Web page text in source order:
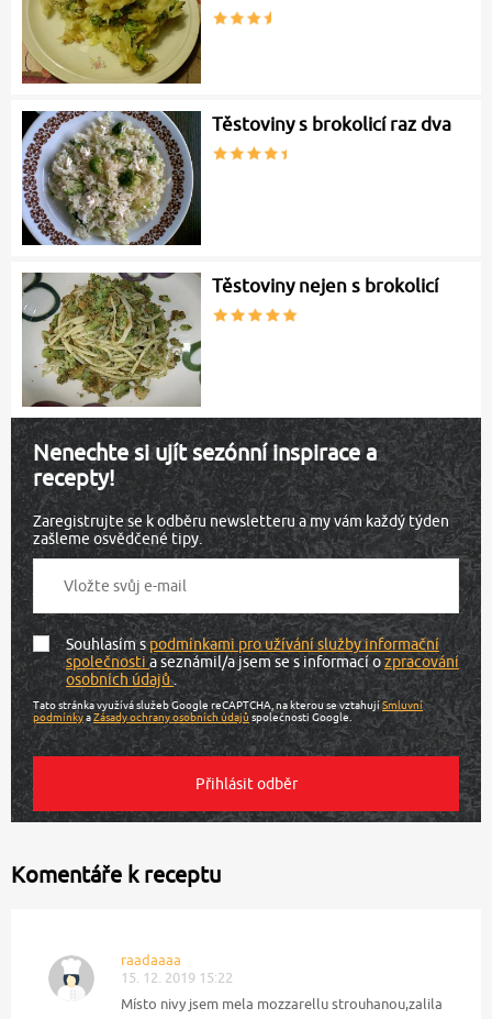
Těstoviny s brokolicí raz dva
Těstoviny nejen s brokolicí
Nenechte si ujít sezónní inspirace a
recepty!
Zaregistrujte se k odběru newsletteru a my vám každý týden
zašleme osvědčené tipy.
Souhlasím spodmínkami pro užívání služby informační
společnostia seznámil/a jsem se s informací ozpracování
osobních údajů.
Tato stránka využívá služeb Google reCAPTCHA, na kterou se vztahujíSmluvní
podmínkyaZásady ochrany osobních údajů společnosti Google.
Komentáře k receptu
raadaaaa
15. 12. 2019 15:22
Místo nivy jsem mela mozzarellu strouhanou,zalila